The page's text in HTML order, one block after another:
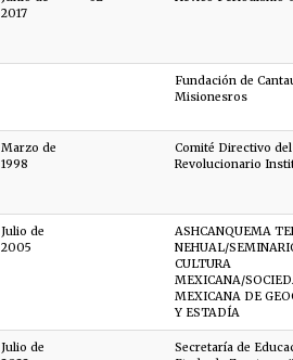
2017
Fundación de
Misionesros
Marzo de
1998
Comité Directivo
Revolucionario
Julio de
2005
ASHCANQUEMA
NEHUAL/
CULTURA
MEXICANA/
MEXICANA DE
Y ESTADÍA
Julio de
Secretaría de